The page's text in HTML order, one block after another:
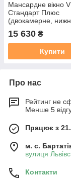
Мансардне вікно
Стандарт Плюс
(двокамерне,
ручка, 78*98 см)
15 630 ₴
Купити
Про нас
Рейтинг не
Менше 5
Працює з
м. с.
вулиця
Контакти